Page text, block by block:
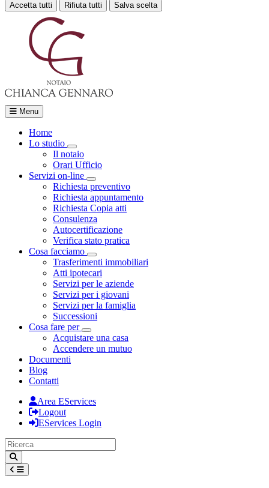
Accetta tutti Rifiuta tutti Salva scelta
Menu
Home
Lo studio
Toggle Dropdown
Il notaio
Orari Ufficio
Servizi on-line
Toggle Dropdown
Richiesta preventivo
Richiesta appuntamento
Richiesta Copia atti
Consulenza
Autocertificazione
Verifica stato pratica
Cosa facciamo
Toggle Dropdown
Trasferimenti immobiliari
Atti ipotecari
Servizi per le aziende
Servizi per i giovani
Servizi per la famiglia
Successioni
Cosa fare per
Toggle Dropdown
Acquistare una casa
Accendere un mutuo
Documenti
Blog
Contatti
Area EServices
Logout
EServices Login